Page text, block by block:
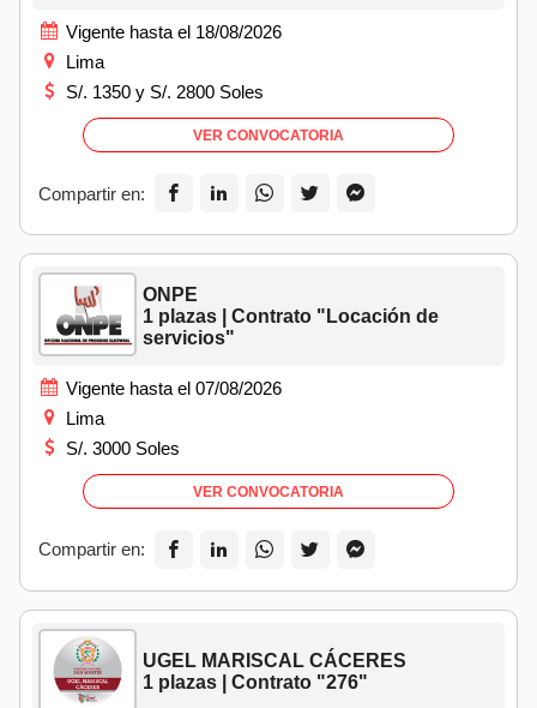
Vigente hasta el 18/08/2026
Lima
S/. 1350 y S/. 2800 Soles
VER CONVOCATORIA
Compartir en:
ONPE
1 plazas | Contrato "Locación de
servicios"
Vigente hasta el 07/08/2026
Lima
S/. 3000 Soles
VER CONVOCATORIA
Compartir en:
UGEL MARISCAL CÁCERES
1 plazas | Contrato "276"